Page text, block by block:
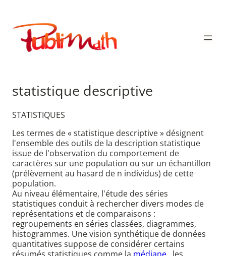
contenu
Publimath
statistique descriptive
STATISTIQUES
Les termes de « statistique descriptive » désignent
l'ensemble des outils de la description statistique
issue de l'observation du comportement de
caractères sur une population ou sur un échantillon
(prélèvement au hasard de n individus) de cette
population.
Au niveau élémentaire, l'étude des séries
statistiques conduit à rechercher divers modes de
représentations et de comparaisons :
regroupements en séries classées, diagrammes,
histogrammes. Une vision synthétique de données
quantitatives suppose de considérer certains